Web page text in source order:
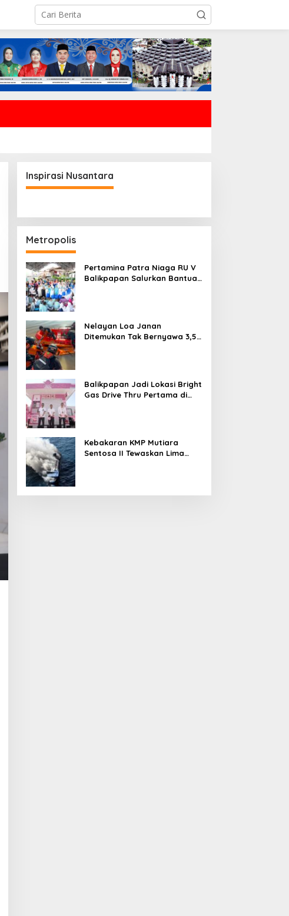
Inspirasi Nusantara
Metropolis
Pertamina Patra Niaga RU V
Balikpapan Salurkan Bantuan
Nelayan Loa Janan
Ditemukan Tak Bernyawa 3,5
Balikpapan Jadi Lokasi Bright
Gas Drive Thru Pertama di
Kebakaran KMP Mutiara
Sentosa II Tewaskan Lima